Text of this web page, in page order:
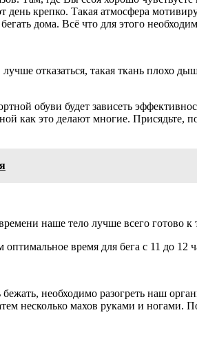
день крепко. Такая атмосфера
дома. Всё что для этого
отказаться, такая ткань плохо
обуви будет зависеть
как это делают многие. Присядьте,
наше тело лучше всего готово к
время для бега с 11 до 12
необходимо разогреть наш
несколько махов руками и